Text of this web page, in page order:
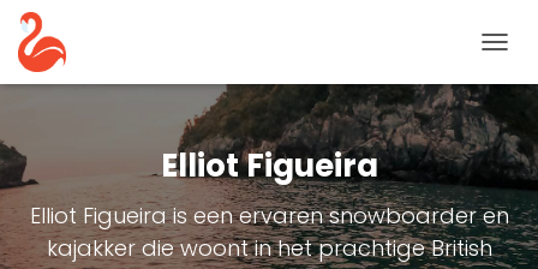
Elliot Figueira
Elliot Figueira is een ervaren snowboarder en
kajakker die woont in het prachtige British